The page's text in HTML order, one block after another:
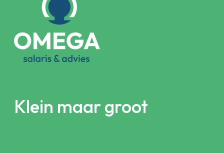
Klein maar groot